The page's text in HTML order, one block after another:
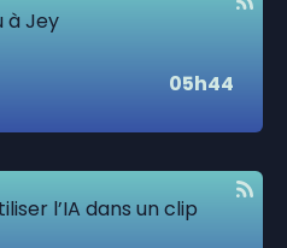
à Jey
05h44
l’IA dans un clip